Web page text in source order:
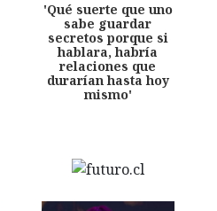
'Qué suerte que uno
sabe guardar
secretos porque si
hablara, habría
relaciones que
durarían hasta hoy
mismo'